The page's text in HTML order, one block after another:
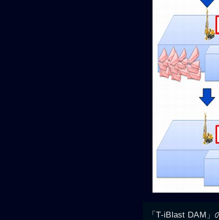
「T-iBlast DAM」